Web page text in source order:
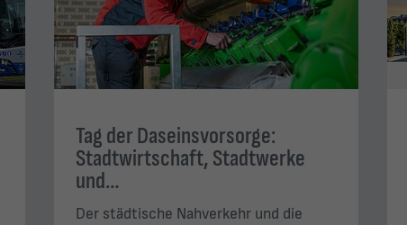
Tag der Daseinsvorsorge:
Stadtwirtschaft, Stadtwerke
und…
Der städtische Nahverkehr und die